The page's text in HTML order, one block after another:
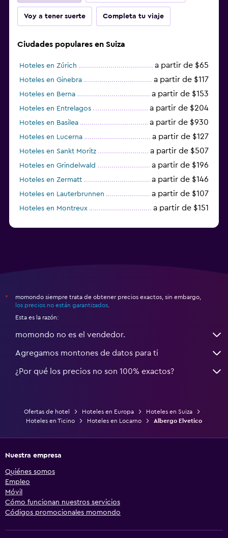
Voy a tener suerte Completa tu viaje
Ciudades populares en Suiza
Hoteles en Zúrich a partir de $65
Hoteles en Ginebra a partir de $117
Hoteles en Berna a partir de $153
Hoteles en Entrelagos a partir de $204
Hoteles en Basilea a partir de $930
Hoteles en Lucerna a partir de $127
Hoteles en Sankt Moritz a partir de $507
Hoteles en Grindelwald a partir de $196
Hoteles en Zermatt a partir de $146
Hoteles en Lauterbrunnen a partir de $107
Hoteles en Montreux a partir de $151
*
momondo siempre trata de obtener precios exactos, sin embargo,
los precios no están garantizados
Esta es la razón:
momondo no es el vendedor.
Agregamos montones de datos para ti
¿Por qué los precios no son 100% exactos?
Ofertas de hotel Hoteles en Europa
Hoteles en Suiza
Hoteles en Ticino
Hoteles en Locarno Albergo Elvetico
Nuestra empresa
Quiénes somos
Empleo
Móvil
Cómo funcionan nuestros servicios
Códigos promocionales momondo